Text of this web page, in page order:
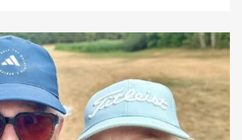
aankondigde dat ik het nu echt niet